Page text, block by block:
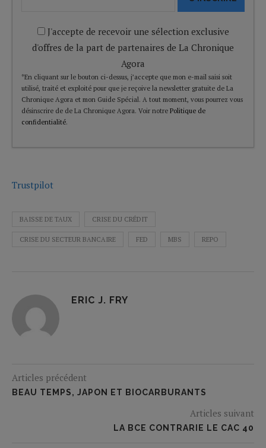
J'accepte de recevoir une sélection exclusive
d'offres de la part de partenaires de La Chronique
Agora
*En cliquant sur le bouton ci-dessus, j’accepte que mon e-mail saisi soit
utilisé, traité et exploité pour que je reçoive la newsletter gratuite de La
Chronique Agora et mon Guide Spécial. A tout moment, vous pourrez vous
désinscrire de de La Chronique Agora. Voir notre Politique de
confidentialité.
Trustpilot
BAISSE DE TAUX CRISE DU CRÉDIT
CRISE DU SECTEUR BANCAIRE FED MBS REPO
ERIC J. FRY
Articles précédent
BEAU TEMPS, JAPON ET BIOCARBURANTS
Articles suivant
LA BCE CONTRARIE LE CAC 40